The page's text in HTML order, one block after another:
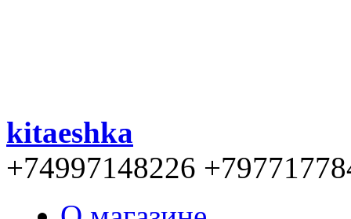
kitaeshka
+74997148226